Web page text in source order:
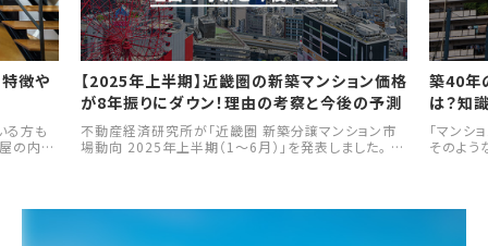
特徴や
る方も
の内部
【2025年上半期】近畿圏の新築マンション価格
が8年振りにダウン！理由の考察と今後の予測
不動産経済研究所が「近畿圏 新築分譲マンション市
場動向 2025年上半期（1～6月）」を発表しました。 本
いて考察していきます。 新築マンションの購入や中古
築40年
は？知
「マン
そのよう
るか、住